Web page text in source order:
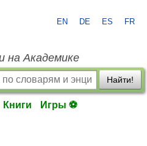
EN DE ES FR
на Академике
Найти!
Книги Игры ⚽